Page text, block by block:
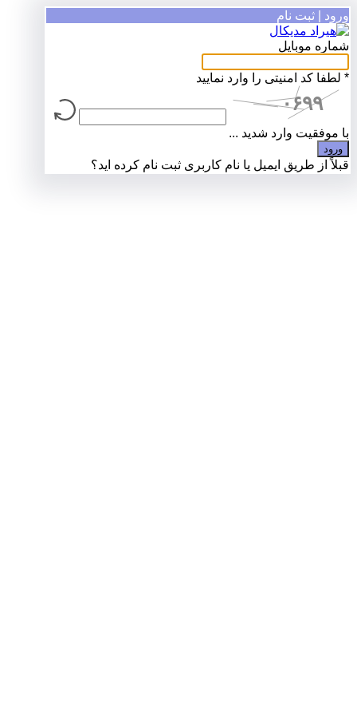
ورود | ثبت نام
شماره موبایل
* لطفا کد امنیتی را وارد نمایید
با موفقیت وارد شدید ...
قبلاً از طریق ایمیل یا نام کاربری ثبت نام کرده اید؟